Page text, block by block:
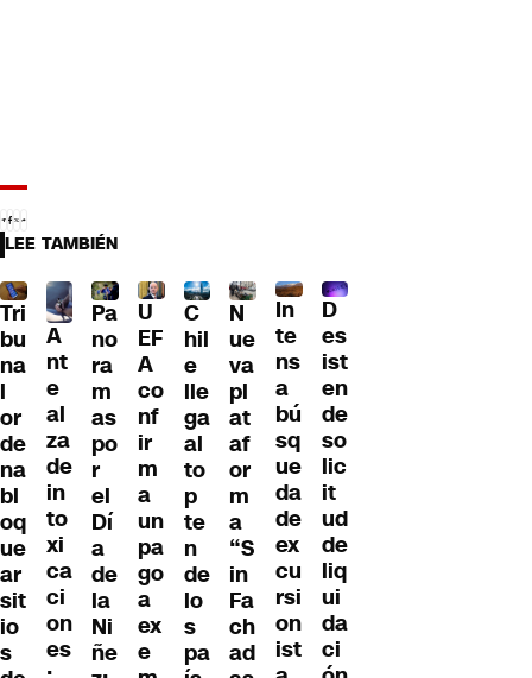
LEE TAMBIÉN
Tri
bu
na
l
or
de
na
bl
oq
ue
ar
sit
io
s
A
nt
e
al
za
de
in
to
xi
ca
ci
on
es
Pa
no
ra
m
as
po
r
el
Dí
a
de
la
Ni
ñe
U
EF
A
co
nf
ir
m
a
un
pa
go
a
ex
e
C
hil
e
lle
ga
al
to
p
te
n
de
lo
s
pa
N
ue
va
pl
at
af
or
m
a
“S
in
Fa
ch
ad
In
te
ns
a
bú
sq
ue
da
de
ex
cu
rsi
on
ist
D
es
ist
en
de
so
lic
it
ud
de
liq
ui
da
ci